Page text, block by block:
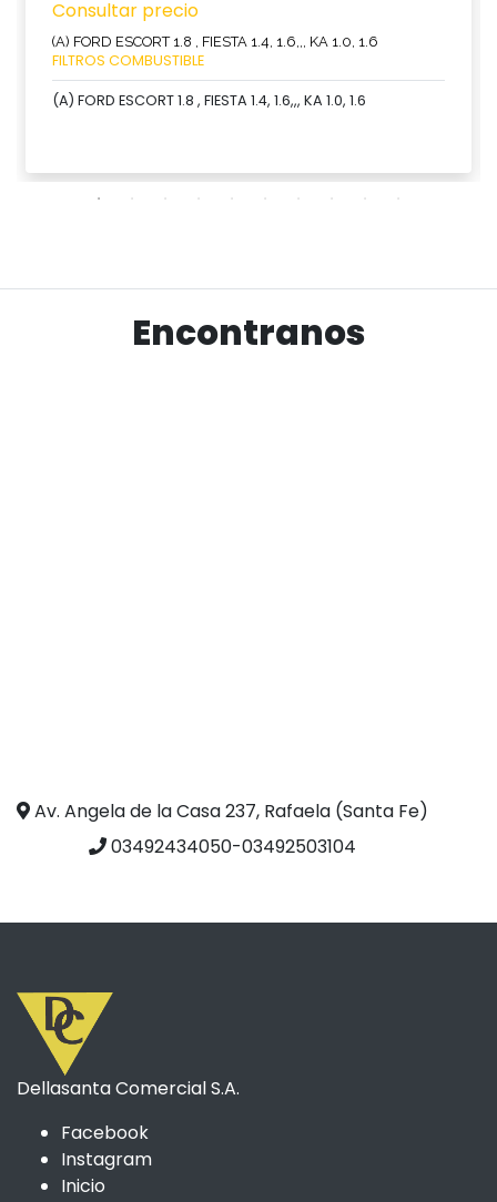
Consultar precio
(A) FORD ESCORT 1.8 , FIESTA 1.4, 1.6,,, KA 1.0, 1.6
FILTROS COMBUSTIBLE
(A) FORD ESCORT 1.8 , FIESTA 1.4, 1.6,,, KA 1.0, 1.6
Encontranos
Av. Angela de la Casa 237, Rafaela (Santa Fe)
03492434050-03492503104
Dellasanta Comercial S.A.
Facebook
Instagram
Inicio